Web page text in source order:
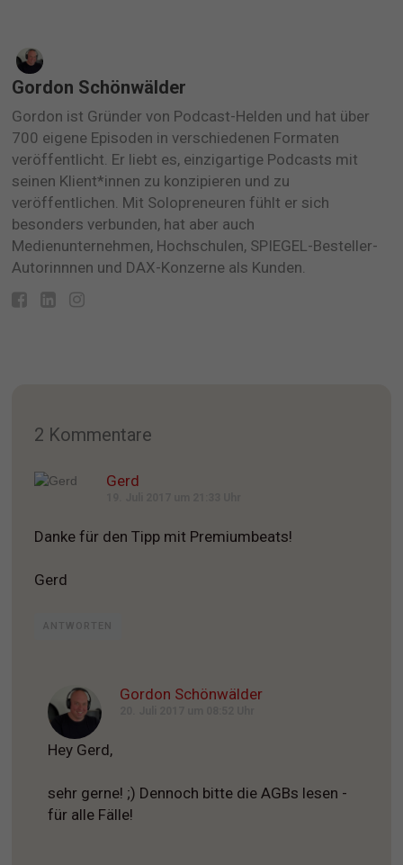
Gordon Schönwälder
Gordon ist Gründer von Podcast-Helden und hat über
700 eigene Episoden in verschiedenen Formaten
veröffentlicht. Er liebt es, einzigartige Podcasts mit
seinen Klient*innen zu konzipieren und zu
veröffentlichen. Mit Solopreneuren fühlt er sich
besonders verbunden, hat aber auch
Medienunternehmen, Hochschulen, SPIEGEL-Besteller-
Autorinnnen und DAX-Konzerne als Kunden.
2 Kommentare
Gerd
Danke für den Tipp mit Premiumbeats!
Gerd
ANTWORTEN
Gordon Schönwälder
Hey Gerd,
sehr gerne! ;) Dennoch bitte die AGBs lesen -
für alle Fälle!